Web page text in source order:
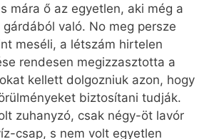
mára ő az egyetlen, aki még a
gárdából való. No meg persze
meséli, a létszám hirtelen
rendesen megizzasztotta a
kellett dolgozniuk azon, hogy
biztosítani tudják.
zuhanyzó, csak négy-öt lavór
csap, s nem volt egyetlen